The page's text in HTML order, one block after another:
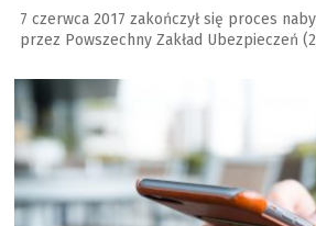
7 czerwca 2017 zakończył się proces
przez Powszechny Zakład Ubezpieczeń
a